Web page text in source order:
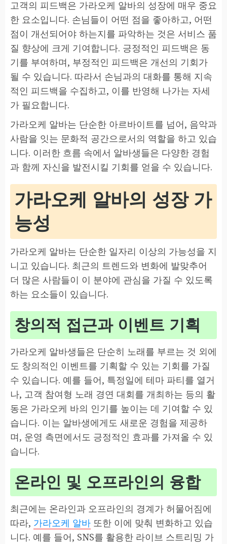
고객의 피드백은 가라오케 알바의 성장에 매우 중요
한 요소입니다. 손님들이 어떤 점을 좋아하고, 어떤
점이 개선되어야 하는지를 파악하는 것은 서비스 품
질 향상에 크게 기여합니다. 긍정적인 피드백은 동
기를 부여하며, 부정적인 피드백은 개선의 기회가
될 수 있습니다. 따라서 손님과의 대화를 통해 지속
적인 피드백을 수집하고, 이를 반영해 나가는 자세
가 필요합니다.
가라오케 알바는 단순한 아르바이트를 넘어, 음악과
사람을 잇는 문화적 공간으로서의 역할을 하고 있습
니다. 이러한 흐름 속에서 알바생들은 다양한 경험
과 함께 자신을 발전시킬 기회를 얻을 수 있습니다.
가라오케 알바의 성장 가
능성
가라오케 알바는 단순한 일자리 이상의 가능성을 지
니고 있습니다. 최근의 트렌드와 변화에 발맞추어
더 많은 사람들이 이 분야에 관심을 가질 수 있도록
하는 요소들이 있습니다.
창의적 접근과 이벤트 기획
가라오케 알바생들은 단순히 노래를 부르는 것 외에
도 창의적인 이벤트를 기획할 수 있는 기회를 가질
수 있습니다. 예를 들어, 특정일에 테마 파티를 열거
나, 고객 참여형 노래 경연 대회를 개최하는 등의 활
동은 가라오케 바의 인기를 높이는 데 기여할 수 있
습니다. 이는 알바생에게도 새로운 경험을 제공하
며, 운영 측면에서도 긍정적인 효과를 가져올 수 있
습니다.
온라인 및 오프라인의 융합
최근에는 온라인과 오프라인의 경계가 허물어짐에
따라, 가라오케 알바 또한 이에 맞춰 변화하고 있습
니다. 예를 들어, SNS를 활용한 라이브 스트리밍 가